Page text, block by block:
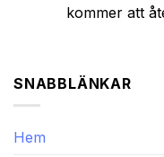
kommer att
SNABBLÄNKAR
Hem